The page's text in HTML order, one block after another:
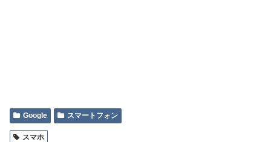
Google スマートフォン
スマホ